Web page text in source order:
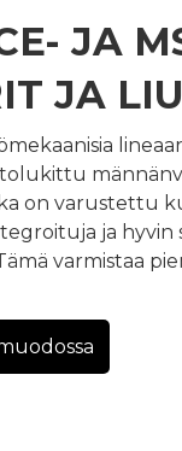
JA
JA
on varustettu
ja
varmistaa